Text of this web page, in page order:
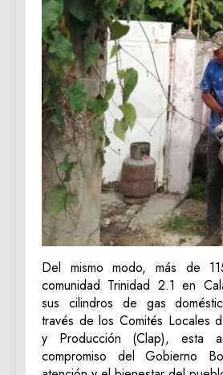
Del mismo modo, más de
comunidad Trinidad 2.1 en
sus cilindros de gas
través de los Comités Locales
y Producción (Clap), esta
compromiso del Gobierno